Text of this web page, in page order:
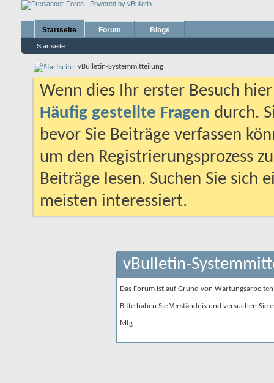
Startseite
Startseite
Forum Blogs
vBulletin-Systemmitteilung
Wenn dies Ihr erster Besuch
Häufig gestellte Fragen durch.
bevor Sie Beiträge verfassen
um den Registrierungsprozess
Beiträge lesen. Suchen Sie sich
meisten interessiert.
vBulletin-
Das Forum ist auf Grund von
Bitte haben Sie Verständnis und versuchen Sie
Mfg